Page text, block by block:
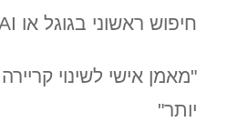
חיפוש ראשוני בגוגל או AI
"מאמן אישי לשינוי
יותר"